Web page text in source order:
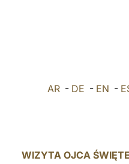
AR - DE - EN -
WIZYTA OJCA